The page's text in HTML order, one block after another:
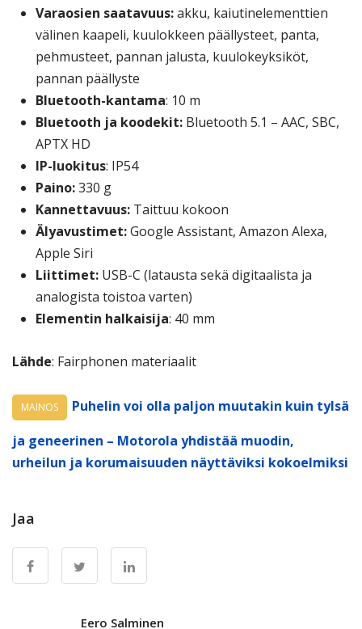
Varaosien saatavuus:akku, kaiutinelementtien
välinen kaapeli, kuulokkeen päällysteet, panta,
pehmusteet, pannan jalusta, kuulokeyksiköt,
pannan päällyste
Bluetooth-kantama: 10 m
Bluetooth ja koodekit:Bluetooth 5.1 – AAC, SBC,
APTX HD
IP-luokitus: IP54
Paino:330 g
Kannettavuus:Taittuu kokoon
Älyavustimet:Google Assistant, Amazon Alexa,
Apple Siri
Liittimet:USB-C (latausta sekä digitaalista ja
analogista toistoa varten)
Elementin halkaisija: 40 mm
Lähde: Fairphonen materiaalit
MAINOS
Puhelin voi olla paljon muutakin kuin tylsä
ja geneerinen – Motorola yhdistää muodin,
urheilun ja korumaisuuden näyttäviksi kokoelmiksi
Jaa
Eero Salminen